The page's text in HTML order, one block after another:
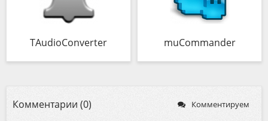
TAudioConverter muCommander
Комментарии (0) Комментируем